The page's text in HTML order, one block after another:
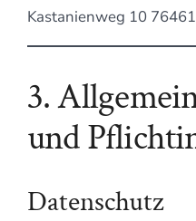
Kastanienweg 10
3.
und
Datenschutz